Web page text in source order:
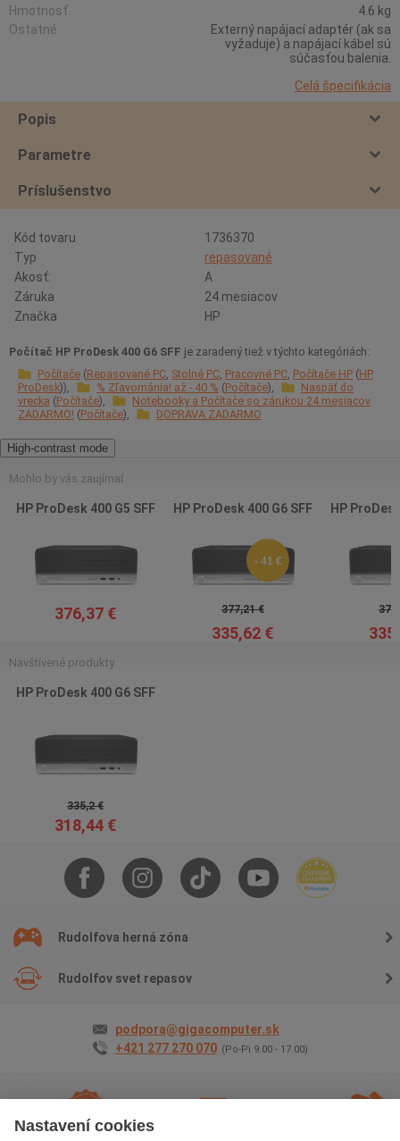
Nastavení cookies
Hmotnosť
4.6 kg
Ostatné
Externý napájací adaptér (ak sa
vyžaduje) a napájací kábel sú
súčasťou balenia.
Celá špecifikácia
Popis
Parametre
Príslušenstvo
Kód tovaru
1736370
Typ
repasované
Akosť:
A
Záruka
24 mesiacov
Značka
HP
Počítač HP ProDesk 400 G6 SFF je zaradený tiež v týchto kategóriách:
Počítače Repasované PC Stolné PC Pracovné PC Počítače HP HP
ProDesk
% Zľavománia! až - 40 % Počítače
Naspäť do
vrecka Počítače
Notebooky a Počítače so zárukou 24 mesiacov
ZADARMO! Počítače DOPRAVA ZADARMO
High-contrast mode
Mohlo by vás zaujímať
HP ProDesk 400 G5 SFF
376,37 €
HP ProDesk 400 G6 SFF
- 41 €
377,21 €
335,62 €
HP
Navštívené produkty
HP ProDesk 400 G6 SFF
335,2 €
318,44 €
Rudolfova herná zóna
Rudolfov svet repasov
podpora@gigacomputer.sk
+421 277 270 070 (Po-Pi 9.00 - 17.00)